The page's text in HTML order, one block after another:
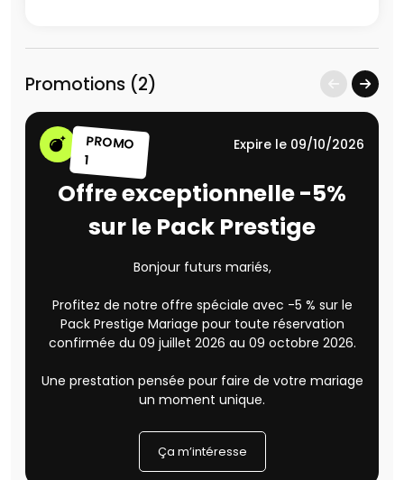
Promotions (2)
PROMO
1
Expire le 09/10/2026
Offre exceptionnelle -5%
sur le Pack Prestige
Bonjour futurs mariés,
Profitez de notre offre spéciale avec -5 % sur le
Pack Prestige Mariage pour toute réservation
confirmée du 09 juillet 2026 au 09 octobre 2026.
Une prestation pensée pour faire de votre mariage
un moment unique.
Ça m’intéresse